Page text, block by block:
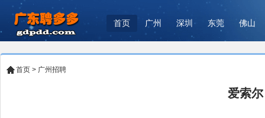
首页 广州 深圳 东莞 佛山
首页 > 广州招聘
爱索